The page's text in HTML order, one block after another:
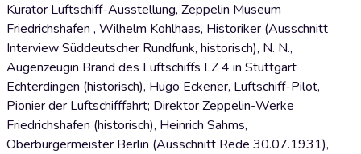
Kurator Luftschiff-Ausstellung, Zeppelin Museum
Friedrichshafen , Wilhelm Kohlhaas, Historiker (Ausschnitt
Interview Süddeutscher Rundfunk, historisch), N. N.,
Augenzeugin Brand des Luftschiffs LZ 4 in Stuttgart
Echterdingen (historisch), Hugo Eckener, Luftschiff-Pilot,
Pionier der Luftschifffahrt; Direktor Zeppelin-Werke
Friedrichshafen (historisch), Heinrich Sahms,
Oberbürgermeister Berlin (Ausschnitt Rede 30.07.1931),